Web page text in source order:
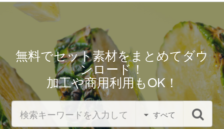
無料でセット素材をまとめてダウ
ンロード！
加工や商用利用もOK！
すべて